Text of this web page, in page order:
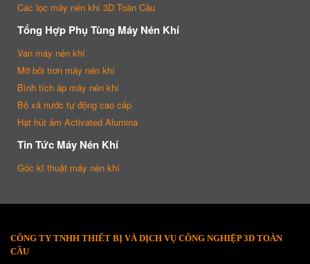
Các lọc máy nén khí 3D Toàn Cầu
Tổng Hợp Phụ Tùng Máy Nén Khí
Van máy nén khí
Mỡ bôi trơn máy nén khí
Bình tích áp máy nén khí
Bộ xả nước tự động cao cấp
Hạt hút ẩm Activated Alumina
Tin Tức Máy Nén Khí
Góc kĩ thuật máy nén khí
CÔNG TY TNHH THIẾT BỊ VÀ DỊCH VỤ CÔNG NGHIỆP 3D TOÀN
CẦU